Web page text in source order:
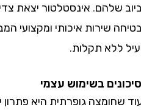
אינסטלטור יצאת צדיק,
שירות איכותי ומקצועי
תקלות.
בשימוש עצמי
גופרתית היא פתרון